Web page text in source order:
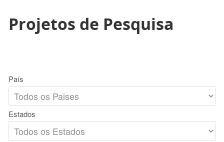
Projetos de Pesquisa
País
Estados